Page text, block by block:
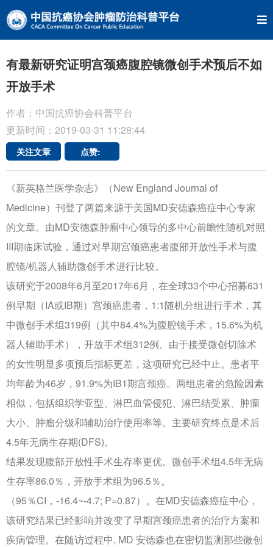
有最新研究证明宫颈癌腹腔镜微创手术预后不如
开放手术
作者：中国抗癌协会科普平台
更新时间：2019-03-31 11:28:44
关注文章 点赞:
《新英格兰医学杂志》（New England Journal of
Medicine）刊登了两篇来源于美国MD安德森癌症中心专家
的文章。由MD安德森肿瘤中心领导的多中心前瞻性随机对照
III期临床试验，通过对早期宫颈癌患者腹部开放性手术与腹
腔镜/机器人辅助微创手术进行比较。
该研究于2008年6月至2017年6月，在全球33个中心招募631
例早期（IA或IB期）宫颈癌患者，1:1随机分组进行手术，其
中微创手术组319例（其中84.4%为腹腔镜手术，15.6%为机
器人辅助手术），开放手术组312例。由于接受微创切除术
的女性明显多项预后指标更差，这项研究已经中止。患者平
均年龄为46岁，91.9%为IB1期宫颈癌。两组患者的危险因素
相似，包括组织学亚型、淋巴血管侵犯、淋巴结受累、肿瘤
大小、肿瘤分级和辅助治疗使用率等。主要研究终点是术后
4.5年无病生存期(DFS)。
结果发现腹部开放性手术生存率更优。微创手术组4.5年无病
生存率86.0％，开放手术组为96.5％。
（95％CI，-16.4~-4.7; P=0.87）。在MD安德森癌症中心，
该研究结果已经影响并改变了早期宫颈癌患者的治疗方案和
疾病管理。在随访过程中, MD 安德森也在密切监测那些微创